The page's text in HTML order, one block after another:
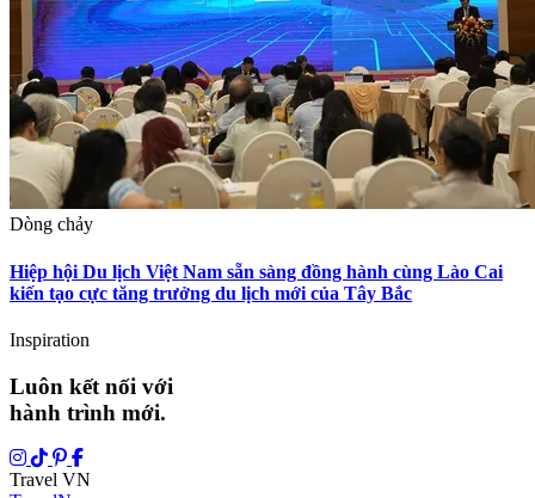
Dòng chảy
Hiệp hội Du lịch Việt Nam sẵn sàng đồng hành cùng Lào Cai
kiến tạo cực tăng trưởng du lịch mới của Tây Bắc
Inspiration
Luôn kết nối với
hành trình mới.
Travel VN